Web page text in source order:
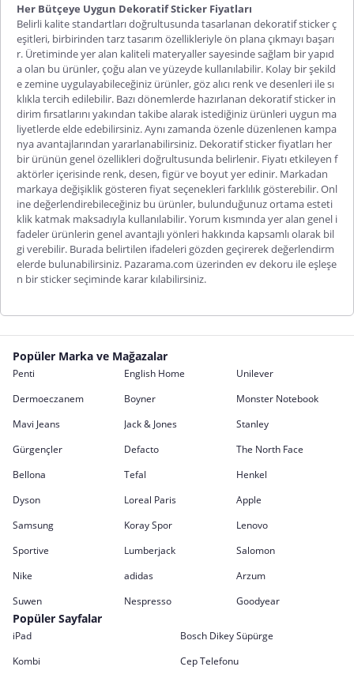
Her Bütçeye Uygun Dekoratif Sticker Fiyatları
Belirli kalite standartları doğrultusunda tasarlanan dekoratif sticker ç
eşitleri, birbirinden tarz tasarım özellikleriyle ön plana çıkmayı başarı
r. Üretiminde yer alan kaliteli materyaller sayesinde sağlam bir yapıd
a olan bu ürünler, çoğu alan ve yüzeyde kullanılabilir. Kolay bir şekild
e zemine uygulayabileceğiniz ürünler, göz alıcı renk ve desenleri ile sı
klıkla tercih edilebilir. Bazı dönemlerde hazırlanan dekoratif sticker in
dirim fırsatlarını yakından takibe alarak istediğiniz ürünleri uygun ma
liyetlerde elde edebilirsiniz. Aynı zamanda özenle düzenlenen kampa
nya avantajlarından yararlanabilirsiniz. Dekoratif sticker fiyatları her
bir ürünün genel özellikleri doğrultusunda belirlenir. Fiyatı etkileyen f
aktörler içerisinde renk, desen, figür ve boyut yer edinir. Markadan
markaya değişiklik gösteren fiyat seçenekleri farklılık gösterebilir. Onl
ine değerlendirebileceğiniz bu ürünler, bulunduğunuz ortama esteti
klik katmak maksadıyla kullanılabilir. Yorum kısmında yer alan genel i
fadeler ürünlerin genel avantajlı yönleri hakkında kapsamlı olarak bil
gi verebilir. Burada belirtilen ifadeleri gözden geçirerek değerlendirm
elerde bulunabilirsiniz. Pazarama.com üzerinden ev dekoru ile eşleşe
n bir sticker seçiminde karar kılabilirsiniz.
Popüler Marka ve Mağazalar
Penti English Home
Unilever
Dermoeczanem
Boyner
Monster Notebook
Mavi Jeans
Jack & Jones
Stanley
Gürgençler
Defacto
The North Face
Bellona
Tefal
Henkel
Dyson
Loreal Paris
Apple
Samsung
Koray Spor
Lenovo
Sportive
Lumberjack
Salomon
Nike
adidas
Arzum
Suwen
Nespresso Goodyear
Popüler Sayfalar
iPad
Bosch Dikey Süpürge
Kombi
Cep Telefonu